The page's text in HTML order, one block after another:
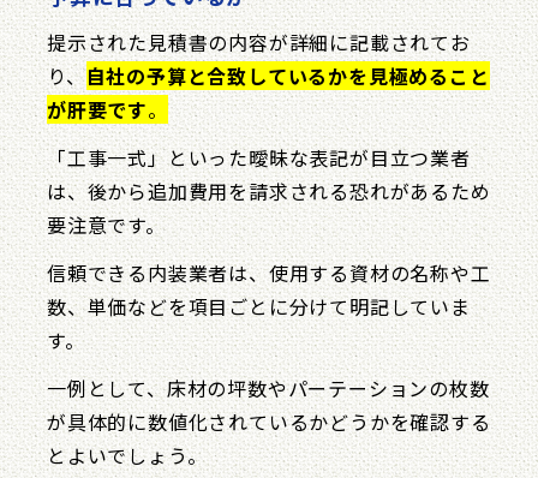
提示された見積書の内容が詳細に記載されてお
り、自社の予算と合致しているかを見極めること
が肝要です。
「工事一式」といった曖昧な表記が目立つ業者
は、後から追加費用を請求される恐れがあるため
要注意です。
信頼できる内装業者は、使用する資材の名称や工
数、単価などを項目ごとに分けて明記していま
す。
一例として、床材の坪数やパーテーションの枚数
が具体的に数値化されているかどうかを確認する
とよいでしょう。